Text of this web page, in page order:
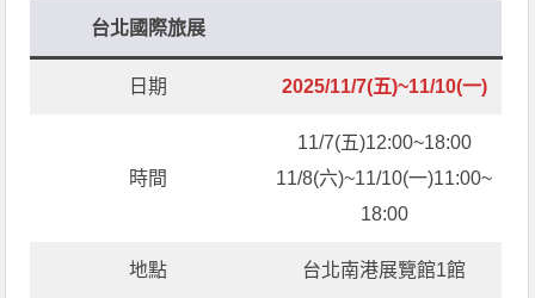
台北國際旅展
日期 2025/11/7(五)~11/10(一)
時間
11/7(五)12:00~18:00
11/8(六)~11/10(一)11:00~
18:00
地點 台北南港展覽館1館